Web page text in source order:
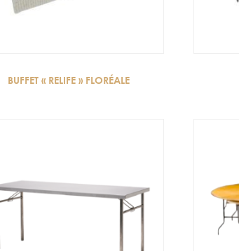
BUFFET « RELIFE » FLORÉALE